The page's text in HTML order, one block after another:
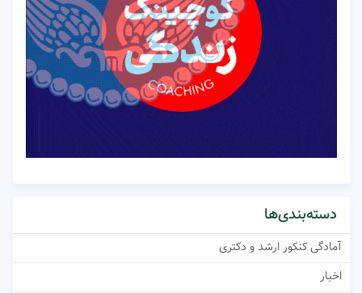
دسته‌بندی‌ها
آمادگی کنکور ارشد و دکتری
اخبار